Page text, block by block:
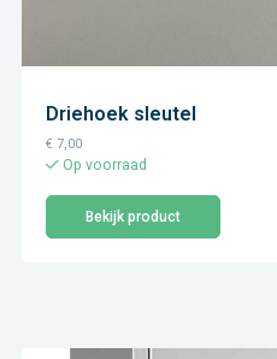
Driehoek sleutel
€ 7,00
Op voorraad
Bekijk product